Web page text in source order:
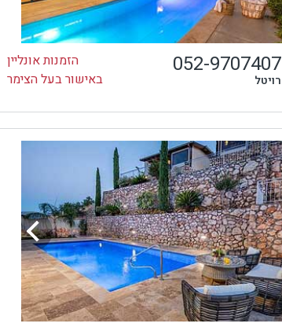
הזמנות אונליין
באישור בעל הצימר
052-9707407
רויטל